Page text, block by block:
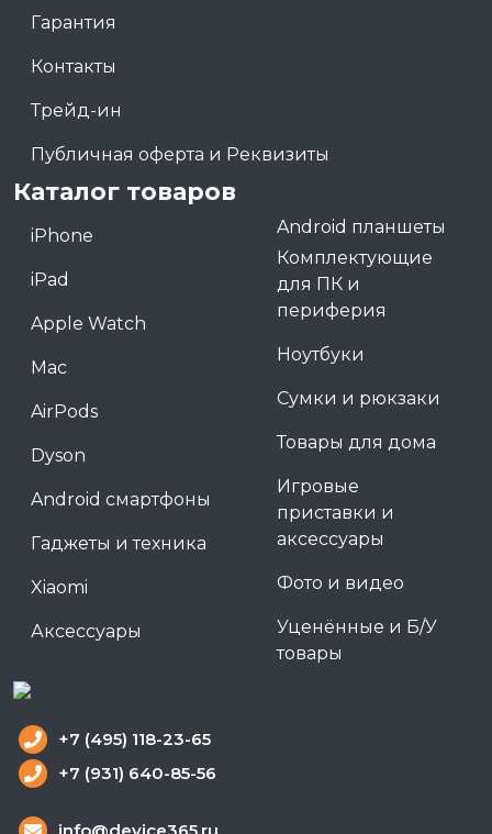
Гарантия
Контакты
Трейд-ин
Публичная оферта и Реквизиты
Каталог товаров
iPhone
iPad
Apple Watch
Mac
AirPods
Dyson
Android смартфоны
Гаджеты и техника
Xiaomi
Аксессуары
Android планшеты
Комплектующие
для ПК и
периферия
Ноутбуки
Сумки и рюкзаки
Товары для дома
Игровые
приставки и
аксессуары
Фото и видео
Уценённые и Б/У
товары
+7 (495) 118-23-65
+7 (931) 640-85-56